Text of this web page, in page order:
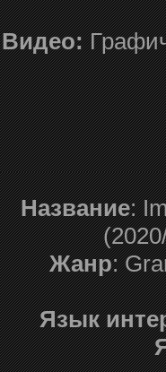
Видео:
Название:
Жанр:
Язык